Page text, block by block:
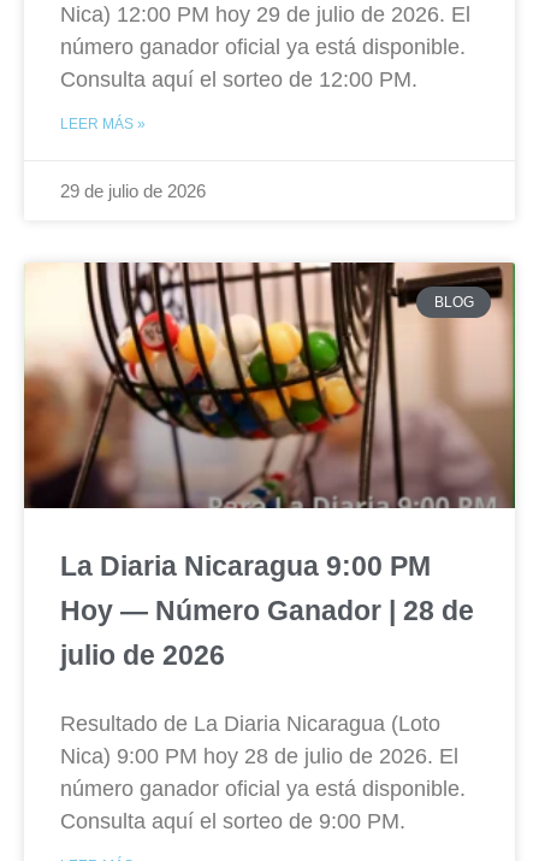
Nica) 12:00 PM hoy 29 de julio de 2026. El
número ganador oficial ya está disponible.
Consulta aquí el sorteo de 12:00 PM.
LEER MÁS »
29 de julio de 2026
BLOG
La Diaria Nicaragua 9:00 PM
Hoy — Número Ganador | 28 de
julio de 2026
Resultado de La Diaria Nicaragua (Loto
Nica) 9:00 PM hoy 28 de julio de 2026. El
número ganador oficial ya está disponible.
Consulta aquí el sorteo de 9:00 PM.